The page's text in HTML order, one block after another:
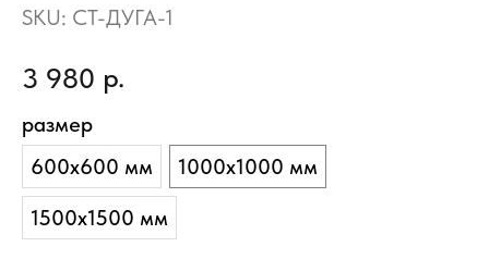
SKU: СТ-ДУГА-1
3 980 р.
размер
600х600 мм
1000х1000 мм
1500х1500 мм